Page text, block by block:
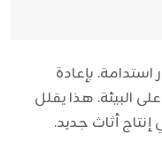
استدامة. بإعادة
البيئة. هذا يقلل
أثاث جديد.